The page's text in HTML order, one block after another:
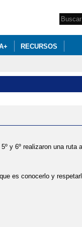
RECURSOS
y 6º realizaron una ruta
es conocerlo y